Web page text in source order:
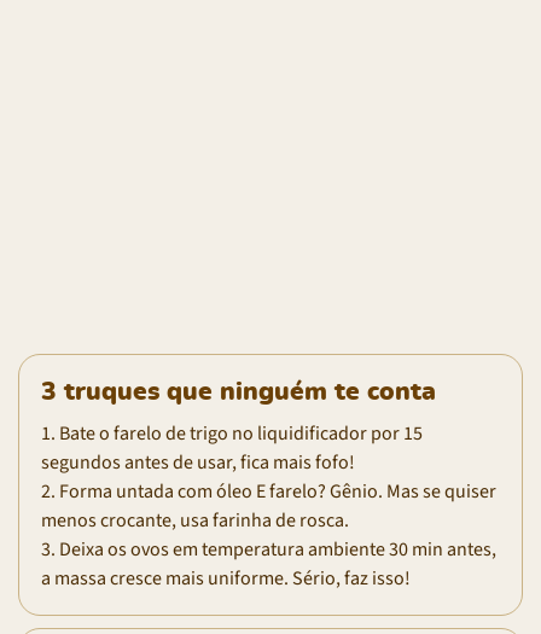
3 truques que ninguém te conta
1. Bate o farelo de trigo no liquidificador por 15
segundos antes de usar, fica mais fofo!
2. Forma untada com óleo E farelo? Gênio. Mas se quiser
menos crocante, usa farinha de rosca.
3. Deixa os ovos em temperatura ambiente 30 min antes,
a massa cresce mais uniforme. Sério, faz isso!